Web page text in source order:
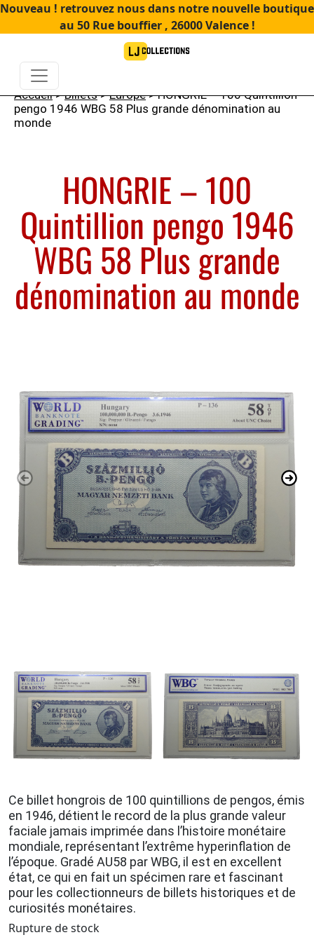
Nouveau ! retrouvez nous dans notre nouvelle boutique
au 50 Rue bouffier , 26000 Valence !
Accueil>Billets>Europe> HONGRIE – 100 Quintillion
pengo 1946 WBG 58 Plus grande dénomination au
monde
HONGRIE – 100
Quintillion pengo 1946
WBG 58 Plus grande
dénomination au monde
Ce billet hongrois de 100 quintillions de pengos, émis
en 1946, détient le record de la plus grande valeur
faciale jamais imprimée dans l’histoire monétaire
mondiale, représentant l’extrême hyperinflation de
l’époque. Gradé AU58 par WBG, il est en excellent
état, ce qui en fait un spécimen rare et fascinant
pour les collectionneurs de billets historiques et de
curiosités monétaires.
Rupture de stock